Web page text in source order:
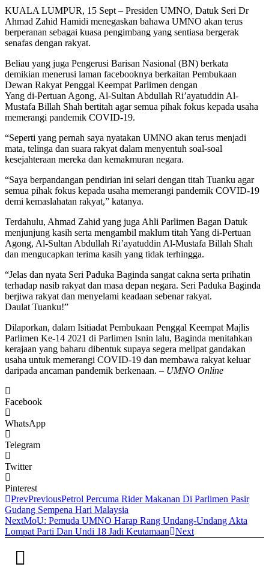
KUALA LUMPUR, 15 Sept – Presiden UMNO, Datuk Seri Dr
Ahmad Zahid Hamidi menegaskan bahawa UMNO akan terus
berperanan sebagai kuasa pengimbang yang sentiasa bergerak
senafas dengan rakyat.
Beliau yang juga Pengerusi Barisan Nasional (BN) berkata
demikian menerusi laman facebooknya berkaitan Pembukaan
Dewan Rakyat Penggal Keempat Parlimen dengan
Yang di-Pertuan Agong, Al-Sultan Abdullah Ri’ayatuddin Al-
Mustafa Billah Shah bertitah agar semua pihak fokus kepada usaha
memerangi pandemik COVID-19.
“Seperti yang pernah saya nyatakan UMNO akan terus menjadi
mata, telinga dan suara rakyat dalam menyentuh soal-soal
kesejahteraan mereka dan kemakmuran negara.
“Saya berpandangan pendirian ini selari dengan titah Tuanku agar
semua pihak fokus kepada usaha memerangi pandemik COVID-19
demi kemaslahatan rakyat,” katanya.
Terdahulu, Ahmad Zahid yang juga Ahli Parlimen Bagan Datuk
menjunjung kasih serta mengambil maklum titah Yang di-Pertuan
Agong, Al-Sultan Abdullah Ri’ayatuddin Al-Mustafa Billah Shah
dan mengucapkan terima kasih yang tidak terhingga.
“Jelas dan nyata Seri Paduka Baginda sangat cakna serta prihatin
terhadap nasib rakyat dan masa depan negara. Seri Paduka Baginda
berjiwa rakyat dan menyelami keadaan sebenar rakyat.
Daulat Tuanku!”
Dilaporkan, dalam Isitiadat Pembukaan Penggal Keempat Majlis
Parlimen Ke-14 2021 di Parlimen Isnin lalu, Baginda menitahkan
kerajaan yang baharu dibentuk supaya segera melipat gandakan
usaha untuk memerangi COVID-19 dan membawa rakyat keluar
daripada ancaman pandemik berkenaan. – UMNO Online
Facebook
WhatsApp
Telegram
Twitter
Pinterest
PrevPreviousPetrol Percuma Rider Makanan Di Parlimen Pasir
Gudang Sempena Hari Malaysia
NextMoU: Pemuda UMNO Harap Rang Undang-Undang Akta
Lompat Parti Dan Undi 18 Jadi Keutamaan Next